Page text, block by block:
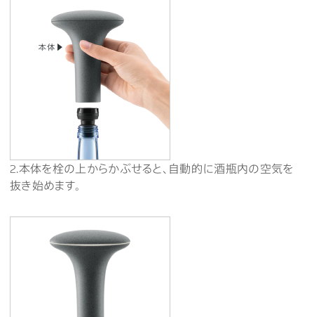
2.本体を栓の上からかぶせると、自動的に酒瓶内の空気を
抜き始めます。